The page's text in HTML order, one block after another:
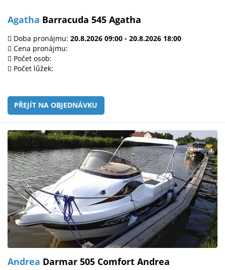
Agatha Barracuda 545 Agatha
Doba pronájmu: 20.8.2026 09:00 - 20.8.2026 18:00
Cena pronájmu:
Počet osob:
Počet lůžek:
PŘEJÍT NA OBJEDNÁVKU
Andrea Darmar 505 Comfort Andrea